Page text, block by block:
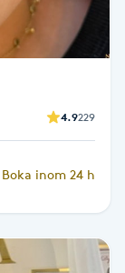
4.9229
Boka inom 24 h